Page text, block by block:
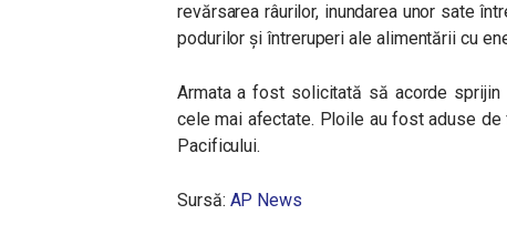
revărsarea râurilor, inundarea unor sate
podurilor şi întreruperi ale alimentării cu
Armata a fost solicitată să acorde
cele mai afectate. Ploile au fost aduse de
Pacificului.
Sursă: AP News